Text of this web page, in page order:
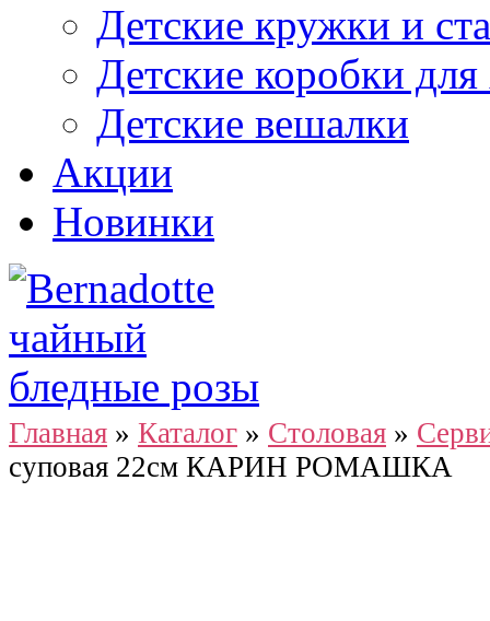
Детские кружки и
Детские коробки
Детские вешалки
Акции
Новинки
Главная » Каталог » Столовая »
суповая 22см КАРИН РОМАШКА